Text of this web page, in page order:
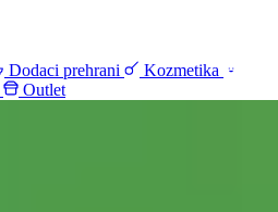
Dodaci prehrani
Kozmetika
Outlet